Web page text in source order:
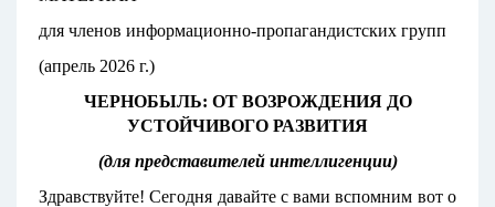
для членов информационно-пропагандистских групп
(апрель 2026 г.)
ЧЕРНОБЫЛЬ: ОТ ВОЗРОЖДЕНИЯ ДО
УСТОЙЧИВОГО РАЗВИТИЯ
(для представителей интеллигенции)
Здравствуйте! Сегодня давайте с вами вспомним вот о